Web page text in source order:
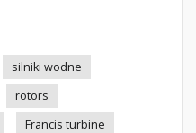
silniki wodne
rotors
Francis turbine